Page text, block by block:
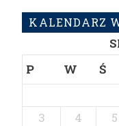
KALENDARZ
P
W Ś
3
4 5